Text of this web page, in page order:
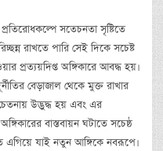
সতেচনতা সৃষ্টিতে
রাখতে পারি সেই দিকে সচেষ্ট
প্রত্যয়দিপ্ত অঙ্গিকারে আবদ্ধ হয়।
বেড়াজাল থেকে মুক্ত রাখার
উদ্ভুদ্ধ হয় এবং এর
বাস্তবায়ন ঘটাতে সচেষ্ঠ
এগিয়ে যাই নতুন আঙ্গিকে নবরূপে।